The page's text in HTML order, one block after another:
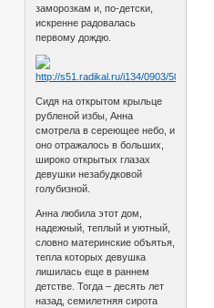
заморозкам и, по-детски,
искренне радовалась
первому дождю.
Сидя на открытом крыльце
рубленой избы, Анна
смотрела в сереющее небо, и
оно отражалось в больших,
широко открытых глазах
девушки незабудковой
голубизной.
Анна любила этот дом,
надежный, теплый и уютный,
словно материнские объятья,
тепла которых девушка
лишилась еще в раннем
детстве. Тогда – десять лет
назад, семилетняя сирота